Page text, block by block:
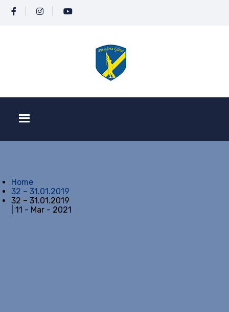
Home
32 – 31.01.2019
32 – 31.01.2019
| 11 - Mar - 2021